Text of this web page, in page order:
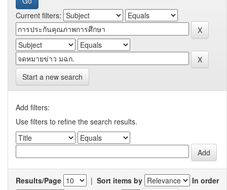
Current filters:
Start a new search
Add filters:
Use filters to refine the search results.
Results/Page | Sort items by
In order